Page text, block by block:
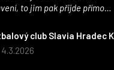
club Slavia Hradec
obchodu je 5 z 5
4.3.2026
to jim pak přijde přímo
stejně tak s
řešit všechny záležitosti
spokojenosti obou stran.